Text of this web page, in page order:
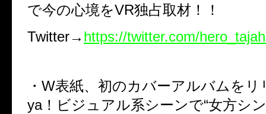
で今の心境をVR独占取材！！
Twitter→ https://twitter.com/
・W表紙、初のカバーアルバムを
ya！ビジュアル系シーンで“女方シ